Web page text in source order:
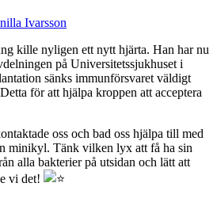
Ivarsson
kille nyligen ett nytt hjärta. Han har nu
på Universitetssjukhuset i
sänks immunförsvaret väldigt
för att hjälpa kroppen att acceptera
oss och bad oss hjälpa till med
minikyl. Tänk vilken lyx att få ha sin
alla bakterier på utsidan och lätt att
vi det!